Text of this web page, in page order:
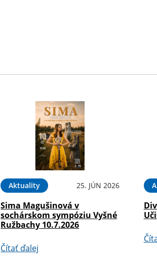
Aktuality 25. JÚN 2026
Sima Magušinová v
sochárskom sympóziu Vyšné
Ružbachy 10.7.2026
Čítať ďalej